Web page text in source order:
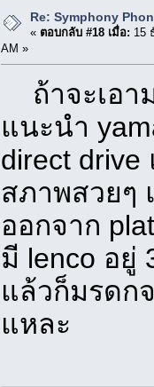
Re: Symphony
« ตอบกลับ #18 เมื่อ: 15
AM »
ถ้าจะเอา
แนะนำ
direct drive
สภาพสวยๆ
ออกจาก
มี lenco อ
แล้วก็มรดก
แหละ